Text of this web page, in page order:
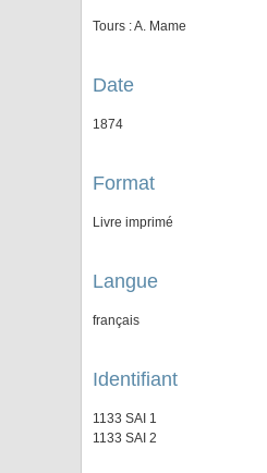
Tours : A. Mame
Date
1874
Format
Livre imprimé
Langue
français
Identifiant
1133 SAI 1
1133 SAI 2